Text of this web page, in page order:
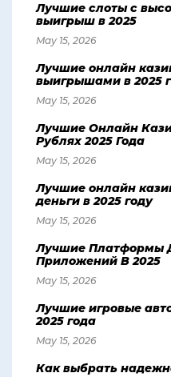
Лучшие слоты с
выигрыш в 2025
May 15, 2026
Лучшие онлайн
выигрышами в 2025
May 15, 2026
Лучшие Онлайн
Рублях 2025 Года
May 15, 2026
Лучшие онлайн
деньги в 2025 году
May 15, 2026
Лучшие Платформы
Приложений В 2025
May 15, 2026
Лучшие игровые
2025 года
May 15, 2026
Как выбрать